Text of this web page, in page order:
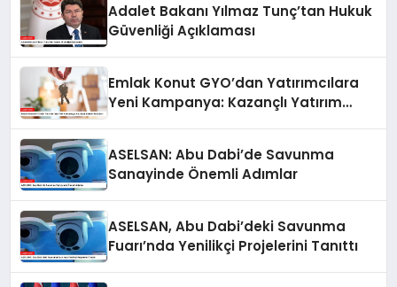
Adalet Bakanı Yılmaz Tunç’tan Hukuk
Güvenliği Açıklaması
Emlak Konut GYO’dan Yatırımcılara
Yeni Kampanya: Kazançlı Yatırım
ASELSAN: Abu Dabi’de Savunma
Sanayinde Önemli Adımlar
ASELSAN, Abu Dabi’deki Savunma
Fuarı’nda Yenilikçi Projelerini Tanıttı